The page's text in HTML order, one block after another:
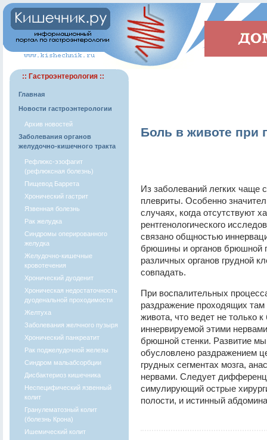
:: Гастроэнтерология ::
Главная
Новости гастроэнтерологии
Архив новостей
Заболевания органов
желудочно-кишечного тракта
Рефлюкс-эзофагит
(рефлюксная болезнь)
Пищевод Баррета
Хронический гастрит
Язвенная болезнь
Рак желудка
Синдромы оперированного
желудка
Желудочно-кишечные
кровотечения
Хронический дуоденит
Хроническая недостаточность
дуоденальной проходимости
Желтуха
Заболевания желчного пузыря
Хронический панкреатит
Рак поджелудочной железы
Синдром мальабсорбции
Дисбактериоз кишечника
Неспецифический язвенный
колит
Гранулематозный колит
(болезнь Крона)
Ишемический колит
Боль в животе при
Из заболеваний легких чаще
плевриты. Особенно
случаях, когда отсутствуют
рентгенологического
связано общностью
брюшины и органов брюшной
различных органов грудной
совпадать.
При воспалительных
раздражение проходящих
живота, что ведет не только
иннервируемой этими
брюшной стенки. Развитие
обусловлено раздражением
грудных сегментах мозга,
нервами. Следует
симулирующий острые
полости, и истинный